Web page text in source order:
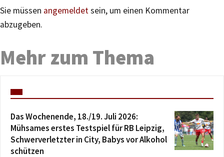
Sie müssen angemeldetsein, um einen Kommentar
abzugeben.
Mehr zum Thema
Das Wochenende, 18./19. Juli 2026:
Mühsames erstes Testspiel für RB Leipzig,
Schwerverletzter in City, Babys vor Alkohol
schützen